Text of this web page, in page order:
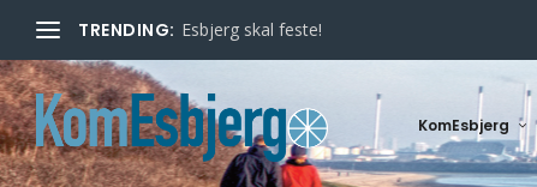
TRENDING: Esbjerg skal feste!
KomEsbjerg